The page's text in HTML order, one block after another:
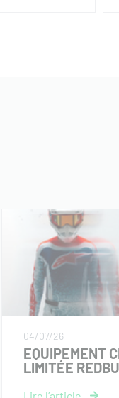
04/07/26
EQUIPEMENT
LIMITÉE